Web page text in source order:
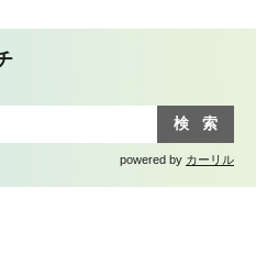
powered by カーリル